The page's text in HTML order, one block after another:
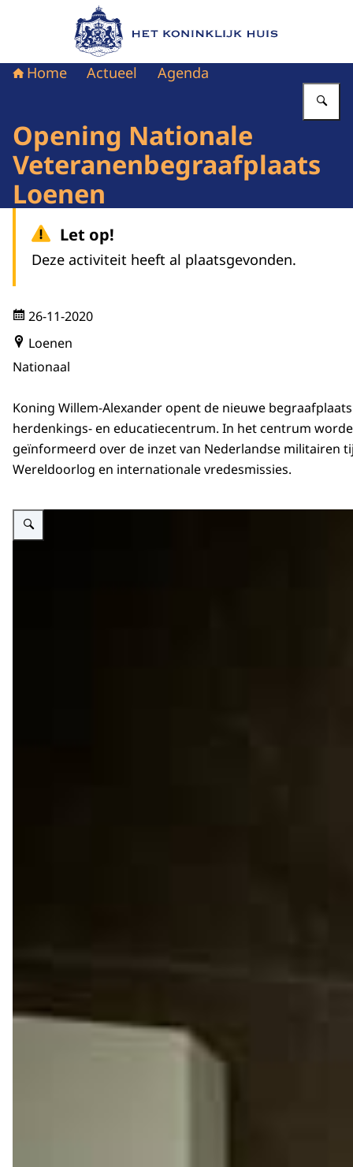
Naar de homepage van Het Koninklijk Huis
Home Actueel Agenda
Opening Nationale
Veteranenbegraafplaats
Loenen
Let op!
Deze activiteit heeft al plaatsgevonden.
26-11-2020
Loenen
Nationaal
Koning Willem-Alexander opent de nieuwe
herdenkings- en educatiecentrum. In het centrum
geïnformeerd over de inzet van Nederlandse militairen
Wereldoorlog en internationale vredesmissies.
Vergroot afbeelding Koning bezichtigt herdenkingscentrum.